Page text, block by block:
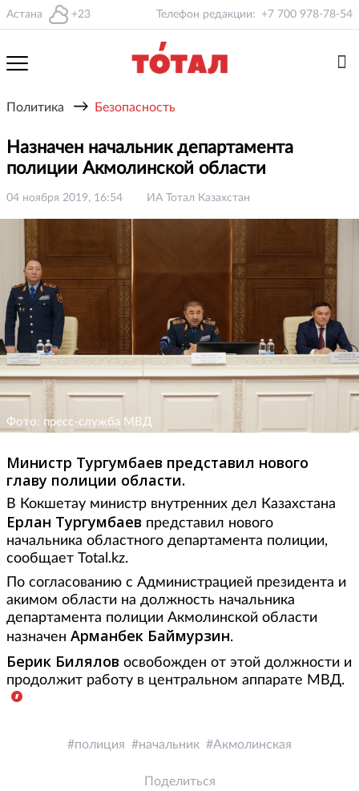
Астана +23 Телефон редакции: +7 700 978-78-54
Политика → Безопасность
Назначен начальник департамента
полиции Акмолинской области
04 ноября 2019, 16:54 ИА Тотал Казахстан
Фото: пресс-служба МВД
Министр Тургумбаев представил нового
главу полиции области.
В Кокшетау министр внутренних дел Казахстана
Ерлан Тургумбаев представил нового
начальника областного департамента полиции,
сообщает Total.kz.
По согласованию с Администрацией президента и
акимом области на должность начальника
департамента полиции Акмолинской области
назначен Арманбек Баймурзин.
Берик Билялов освобожден от этой должности и
продолжит работу в центральном аппарате МВД.
полиция начальник Акмолинская
Поделиться